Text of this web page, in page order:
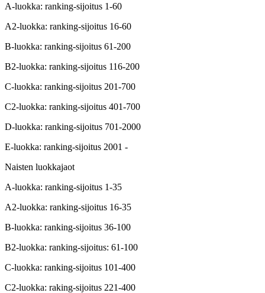
A-luokka: ranking-sijoitus 1-60
A2-luokka: ranking-sijoitus 16-60
B-luokka: ranking-sijoitus 61-200
B2-luokka: ranking-sijoitus 116-200
C-luokka: ranking-sijoitus 201-700
C2-luokka: ranking-sijoitus 401-700
D-luokka: ranking-sijoitus 701-2000
E-luokka: ranking-sijoitus 2001 -
Naisten luokkajaot
A-luokka: ranking-sijoitus 1-35
A2-luokka: ranking-sijoitus 16-35
B-luokka: ranking-sijoitus 36-100
B2-luokka: ranking-sijoitus: 61-100
C-luokka: ranking-sijoitus 101-400
C2-luokka: raking-sijoitus 221-400